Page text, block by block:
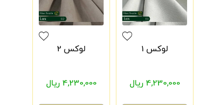
لوکس 1
4,230,000 ریال
لوکس 2
4,230,000 ریال